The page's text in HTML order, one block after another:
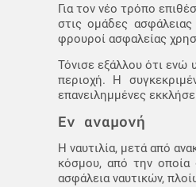
Για τον νέο τρόπο
στις ομάδες
φρουροί ασφαλείας
Τόνισε εξάλλου ότι ενώ
περιοχή. Η
επανειλημμένες
Εν αναμονή
Η ναυτιλία, μετά από
κόσμου, από την οποία
ασφάλεια ναυτικών,